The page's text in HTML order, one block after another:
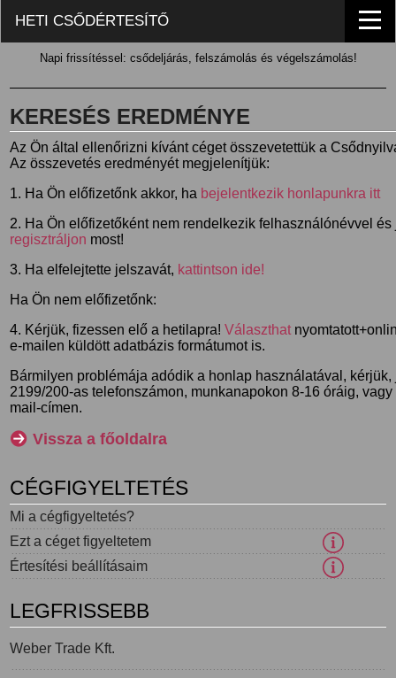
HETI CSŐDÉRTESÍTŐ
Napi frissítéssel: csődeljárás, felszámolás és végelszámolás!
KERESÉS EREDMÉNYE
Az Ön által ellenőrizni kívánt céget összevetettük a
Az összevetés eredményét megjelenítjük:
1. Ha Ön előfizetőnk akkor, ha bejelentkezik honlapunkra itt
2. Ha Ön előfizetőként nem rendelkezik felhasználónévvel
regisztráljon most!
3. Ha elfelejtette jelszavát, kattintson ide!
Ha Ön nem előfizetőnk:
4. Kérjük, fizessen elő a hetilapra!Választhat
e-mailen küldött adatbázis formátumot is.
Bármilyen problémája adódik a honlap használatával,
2199/200-as telefonszámon, munkanapokon 8-16 óráig,
mail-címen.
Vissza a főoldalra
CÉGFIGYELTETÉS
Mi a cégfigyeltetés?
Ezt a céget figyeltetem
Értesítési beállításaim
LEGFRISSEBB
Weber Trade Kft.